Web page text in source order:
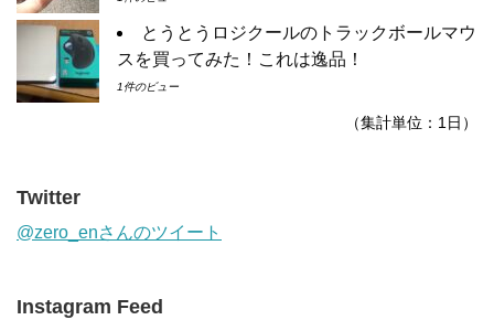
とうとうロジクールのトラックボールマウ
スを買ってみた！これは逸品！
1件のビュー
（集計単位：1日）
Twitter
@zero_enさんのツイート
Instagram Feed